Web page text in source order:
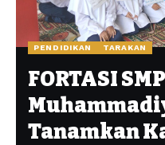
PENDIDIKAN TARAKAN
FORTASI SMP
Tanamkan